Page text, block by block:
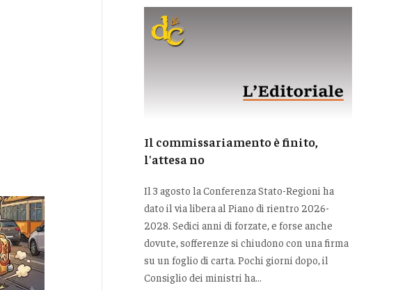
Il commissariamento è finito,
l'attesa no
Il 3 agosto la Conferenza Stato-Regioni ha
dato il via libera al Piano di rientro 2026-
2028. Sedici anni di forzate, e forse anche
dovute, sofferenze si chiudono con una firma
su un foglio di carta. Pochi giorni dopo, il
Consiglio dei ministri ha...